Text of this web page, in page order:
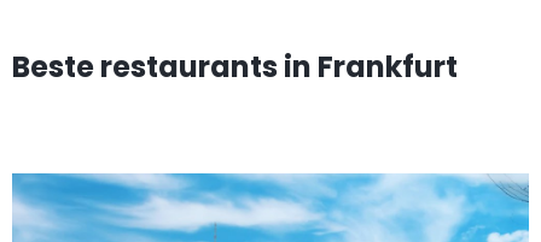
Beste restaurants in Frankfurt